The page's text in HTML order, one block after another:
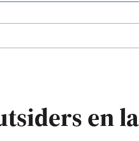
en